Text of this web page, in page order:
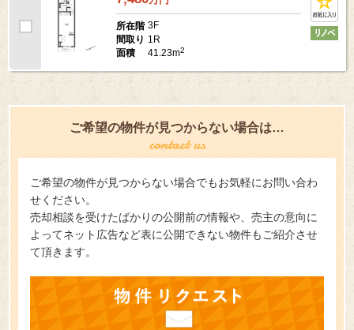
所在階 3F
間取り 1R
面積
41.23m2
ご希望の物件が見つからない場合は…
ご希望の物件が見つからない場合でもお気軽にお問い合わ
せください。
売却相談を受けたばかりの公開前の情報や、売主の意向に
よってネット広告など表に公開できない物件もご紹介させ
て頂きます。